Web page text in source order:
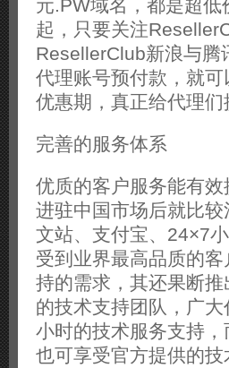
元.PW域名，都是超
起，只要关注
ResellerClub新浪与腾
代理账号预付款，就
优惠期，真正给代理
完善的服务体系
优质的客户服务能有
进驻中国市场后就比
文站、支付宝、24×7
受到业界最高品质的
持的需求，其还果断
的技术支持团队，广
小时的技术服务支持
也可享受官方提供的